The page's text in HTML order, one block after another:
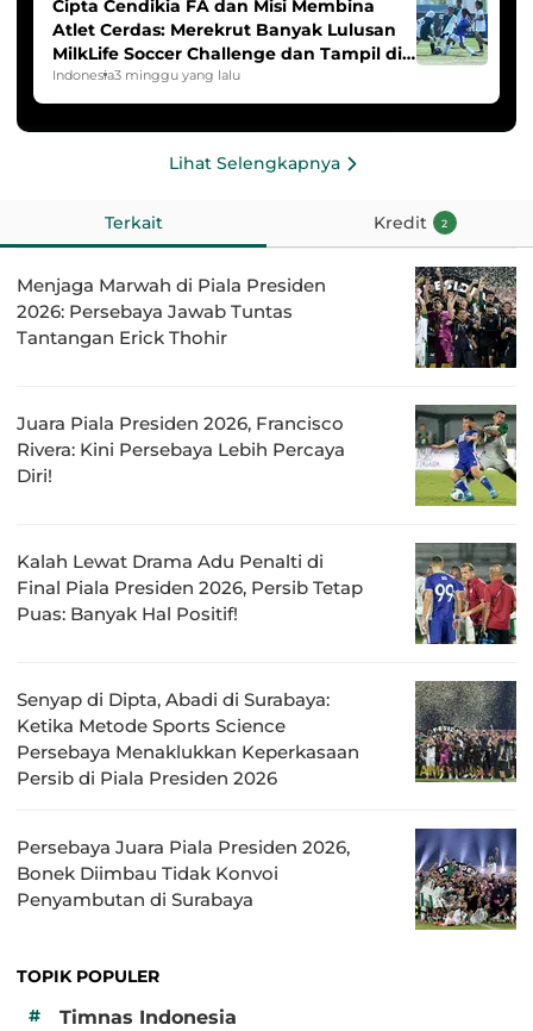
Cipta Cendikia FA dan Misi Membina
Atlet Cerdas: Merekrut Banyak Lulusan
MilkLife Soccer Challenge dan Tampil di
HYDROPLUS Soccer League
Indonesia3 minggu yang lalu
Lihat Selengkapnya
Terkait Kredit 2
Menjaga Marwah di Piala Presiden
2026: Persebaya Jawab Tuntas
Tantangan Erick Thohir
Juara Piala Presiden 2026, Francisco
Rivera: Kini Persebaya Lebih Percaya
Diri!
Kalah Lewat Drama Adu Penalti di
Final Piala Presiden 2026, Persib Tetap
Puas: Banyak Hal Positif!
Senyap di Dipta, Abadi di Surabaya:
Ketika Metode Sports Science
Persebaya Menaklukkan Keperkasaan
Persib di Piala Presiden 2026
Persebaya Juara Piala Presiden 2026,
Bonek Diimbau Tidak Konvoi
Penyambutan di Surabaya
TOPIK POPULER
#
Timnas Indonesia